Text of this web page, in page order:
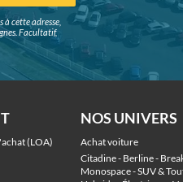
cette adresse,
Facultatif,
(LOA)
NOS UNIVERS
Achat voiture
Citadine - Berline -
Monospace - SUV &